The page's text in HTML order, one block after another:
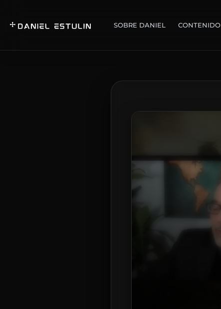
SOBRE DANIEL CONTENIDO